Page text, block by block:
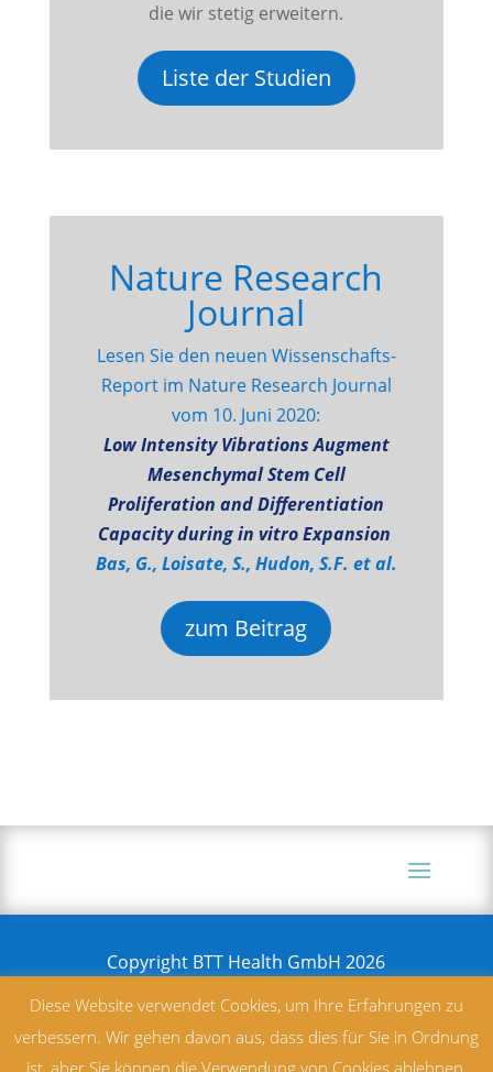
die wir stetig erweitern.
Liste der Studien
Nature Research
Journal
Lesen Sie den neuen Wissenschafts-
Report im Nature Research Journal
vom 10. Juni 2020:
Low Intensity Vibrations Augment
Mesenchymal Stem Cell
Proliferation and Differentiation
Capacity during in vitro Expansion
Bas, G., Loisate, S., Hudon, S.F. et al.
zum Beitrag
Copyright BTT Health GmbH 2026
Diese Website verwendet Cookies, um Ihre Erfahrungen zu
verbessern. Wir gehen davon aus, dass dies für Sie in Ordnung